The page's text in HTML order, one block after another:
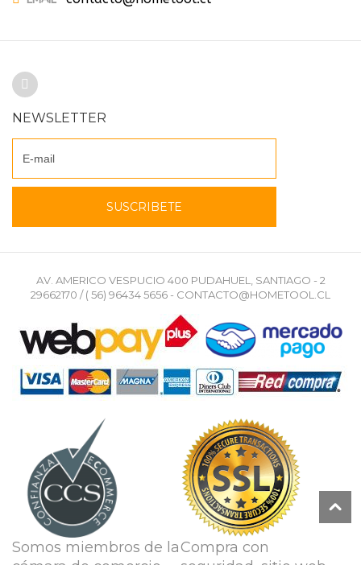
NEWSLETTER
AV. AMERICO VESPUCIO 400 PUDAHUEL, SANTIAGO - 2
29662170 / ( 56) 96434 5656 - CONTACTO@HOMETOOL.CL
Somos miembros de laCompra con